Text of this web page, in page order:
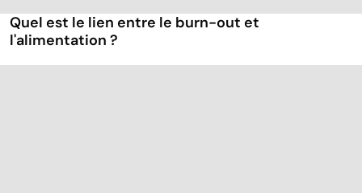
Quel est le lien entre le burn-out et
l'alimentation ?